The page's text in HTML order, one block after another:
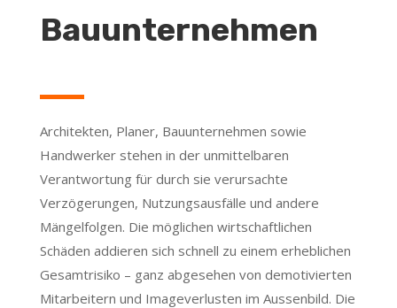
Bauunternehmen
Architekten, Planer, Bauunternehmen sowie
Handwerker stehen in der unmittelbaren
Verantwortung für durch sie verursachte
Verzögerungen, Nutzungsausfälle und andere
Mängelfolgen. Die möglichen wirtschaftlichen
Schäden addieren sich schnell zu einem erheblichen
Gesamtrisiko – ganz abgesehen von demotivierten
Mitarbeitern und Imageverlusten im Aussenbild. Die